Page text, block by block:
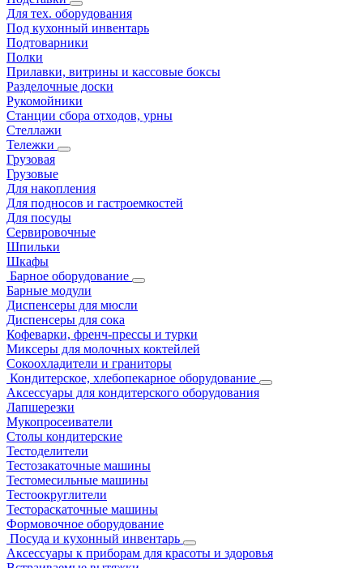
Для тех. оборудования
Под кухонный инвентарь
Подтоварники
Полки
Прилавки, витрины и кассовые боксы
Разделочные доски
Рукомойники
Станции сбора отходов, урны
Стеллажи
Тележки
Грузовая
Грузовые
Для накопления
Для подносов и гастроемкостей
Для посуды
Сервировочные
Шпильки
Шкафы
Барное оборудование
Барные модули
Диспенсеры для мюсли
Диспенсеры для сока
Кофеварки, френч-прессы и турки
Миксеры для молочных коктейлей
Сокоохладители и граниторы
Кондитерское, хлебопекарное оборудование
Аксессуары для кондитерского оборудования
Лапшерезки
Мукопросеиватели
Столы кондитерские
Тестоделители
Тестозакаточные машины
Тестомесильные машины
Тестоокруглители
Тестораскаточные машины
Формовочное оборудование
Посуда и кухонный инвентарь
Аксессуары к приборам для красоты и здоровья